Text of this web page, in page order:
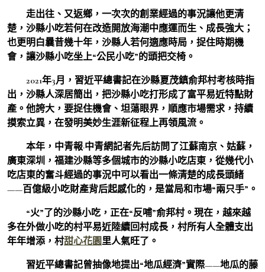
走出往、又返鄉，一次次的創業經過的事況讓他更清
楚，沙縣小吃若何在改造開放海潮中應運而生、成長強大；
也更明白曩昔幾十年，沙縣人若何適應時局，捉住時期機
會，讓沙縣小吃坐上“公民小吃”的頭把交椅。
2021年3月，習近平總書記在沙縣夏茂鎮俞邦村考核時指
出，沙縣人深居簡出，把沙縣小吃打形成了富平易近特點財
產。他誇大，要捉住機會、坦蕩眼界，順應市場需求，持續
摸索立異，在發明美妙生涯新征程上再領風流。
本年，中青報·中青網記者先后訪問了江蘇南京、姑蘇，
廣東深圳，福建沙縣等多個城市的沙縣小吃店東，從幾代小
吃店東的奮斗經過的事況中可以看出一條清楚的成長頭緒
——百億級小吃財產背后起感化的，是當局和市場“兩只手”。
“火”了的沙縣小吃，正在“反哺”俞邦村。現在，越來越
多在外做小吃的村平易近陸續回村成長，村所有人全體支出
年年增添，村甜心花園里人氣旺了。
習近平總書記曾抽像地提出“地瓜經濟”實際——地瓜的藤